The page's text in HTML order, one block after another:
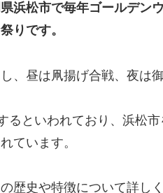
浜松市で毎年ゴールデン
りです。
、昼は凧揚げ合戦、夜は
るといわれており、浜松
ています。
歴史や特徴について詳し